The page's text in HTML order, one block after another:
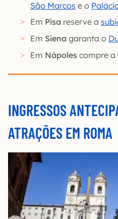
São Marcos e o
Em Pisa reserve a
Em Siena garanta o
Em Nápoles compre a
INGRESSOS
ATRAÇÕES EM ROMA